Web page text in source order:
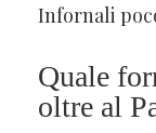
Infornali
Quale
oltre al